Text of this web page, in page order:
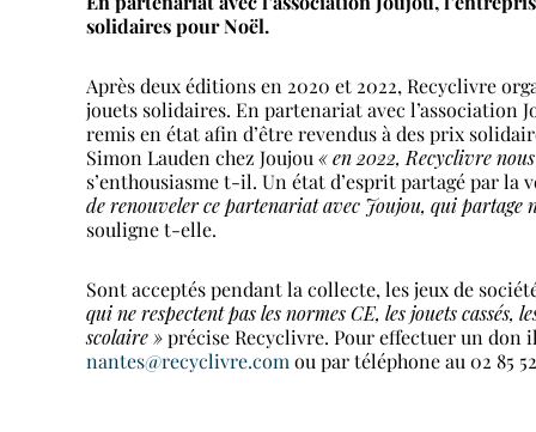
solidaires pour Noël.
Après deux éditions en 2020 et 2022, Recyclivre
jouets solidaires. En partenariat avec l’association
remis en état afin d’être revendus à des prix
Simon Lauden chez Joujou « en 2022, Recyclivre
s’enthousiasme t-il. Un état d’esprit partagé par la
de renouveler ce partenariat avec Joujou, qui partage
souligne t-elle.
Sont acceptés pendant la collecte, les jeux de
qui ne respectent pas les normes CE, les jouets
scolaire »précise Recyclivre. Pour effectuer un
nantes@recyclivre.com ou par téléphone au 02 85